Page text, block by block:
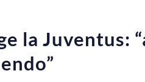
la Juventus: